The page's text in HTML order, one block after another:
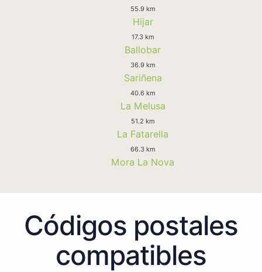
55.9 km
Hijar
17.3 km
Ballobar
36.9 km
Sariñena
40.6 km
La Melusa
51.2 km
La Fatarella
66.3 km
Mora La Nova
Códigos postales
compatibles